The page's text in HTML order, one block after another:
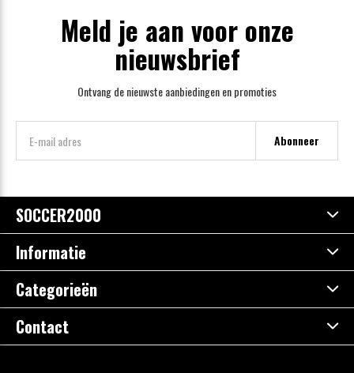
Meld je aan voor onze
nieuwsbrief
Ontvang de nieuwste aanbiedingen en promoties
Abonneer
SOCCER2000
Informatie
Categorieën
Contact